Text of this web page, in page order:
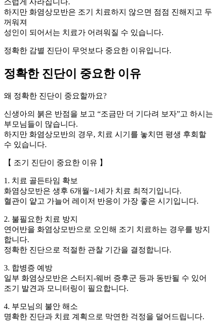
스럽게 사라집니다.
하지만 화염상모반은 조기 치료하지 않으면 점점 진해지고 두
꺼워져
성인이 되어서는 치료가 어려워질 수 있습니다.
정확한 감별 진단이 무엇보다 중요한 이유입니다.
정확한 진단이 중요한 이유
왜 정확한 진단이 중요할까요?
신생아의 붉은 반점을 보고 “조금만 더 기다려 보자”고 하시는
부모님들이 많습니다.
하지만 화염상모반의 경우, 치료 시기를 놓치면 평생 후회할
수 있습니다.
【 조기 진단이 중요한 이유 】
1. 치료 골든타임 확보
화염상모반은 생후 6개월~1세가 치료 최적기입니다.
혈관이 얕고 가늘어 레이저 반응이 가장 좋은 시기입니다.
2. 불필요한 치료 방지
연어반을 화염상모반으로 오인해 조기 치료하는 경우를 방지
합니다.
정확한 진단으로 적절한 관찰 기간을 결정합니다.
3. 합병증 예방
일부 화염상모반은 스터지-웨버 증후군 등과 동반될 수 있어
조기 발견과 모니터링이 필요합니다.
4. 부모님의 불안 해소
명확한 진단과 치료 계획으로 막연한 걱정을 덜어드립니다.